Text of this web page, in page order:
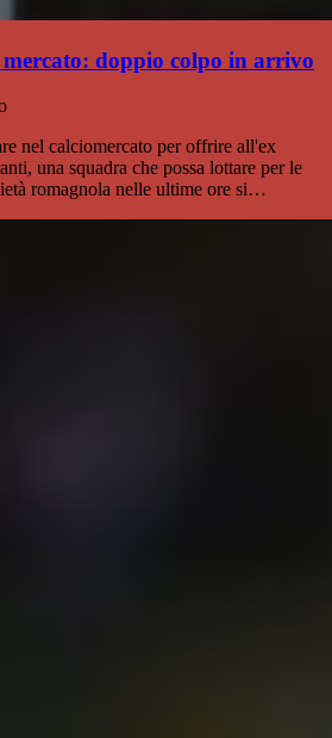
mercato: doppio colpo in arrivo
nel calciomercato per offrire all'ex
una squadra che possa lottare per le
romagnola nelle ultime ore si…